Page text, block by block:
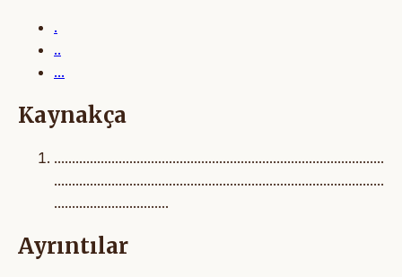
.
..
...
Kaynakça
............................................................................................
............................................................................................
................................
Ayrıntılar